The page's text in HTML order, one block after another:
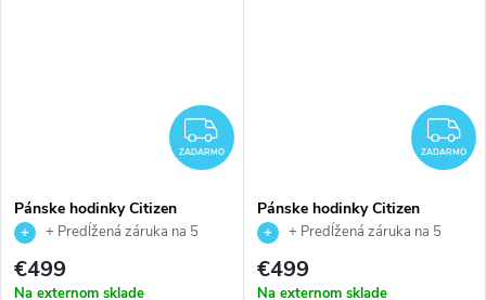
ZADARMO
ZADARMO
Pánske hodinky Citizen
AT9030-55L
+ Predĺžená záruka na 5
rokov. Až 100 dní na vrátenie
tovaru. Autorizovaný predajca.
€499
Na externom sklade
ZADARMO
Pánske hodinky Citizen
CB5000-50L
+ Predĺžená záruka na 5
rokov. Až 100 dní na vrátenie
tovaru. Autorizovaný predajca.
€499
Na externom sklade